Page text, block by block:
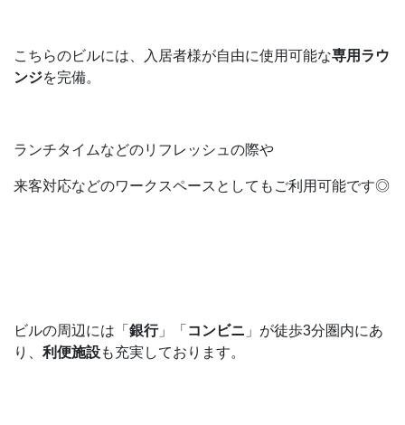
こちらのビルには、入居者様が自由に使用可能な専用ラウ
ンジを完備。
ランチタイムなどのリフレッシュの際や
来客対応などのワークスペースとしてもご利用可能です◎
ビルの周辺には「 銀行」「 コンビニ 」が徒歩3分圏内にあ
り、 利便施設も充実しております。